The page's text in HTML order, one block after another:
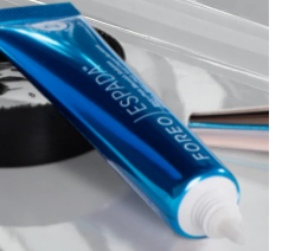
Förväntad leverans8/11/26
Förväntad leverans 8/10/26
Förväntad leverans 8/11/26
Förväntad leverans 8/15/26